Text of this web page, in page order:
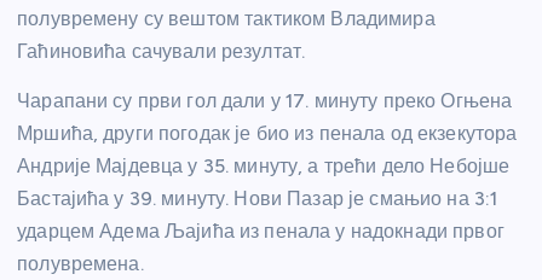
полувремену су вештом тактиком Владимира
Гаћиновића сачували резултат.
Чарапани су први гол дали у 17. минуту преко Огњена
Мршића, други погодак је био из пенала од екзекутора
Андрије Мајдевца у 35. минуту, а трећи дело Небојше
Бастајића у 39. минуту. Нови Пазар је смањио на 3:1
ударцем Адема Љајића из пенала у надокнади првог
полувремена.